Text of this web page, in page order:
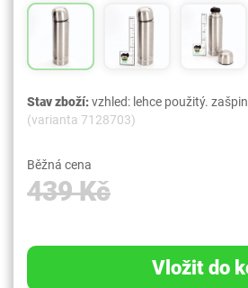
Stav zboží:vzhled: lehce použitý.
(varianta 7128703)
Běžná cena
439 Kč
Vložit do